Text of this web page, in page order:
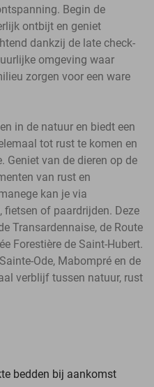
Begin de
ontbijt en geniet
dankzij de late check-
omgeving waar
zorgen voor een ware
in de natuur en biedt een
tot rust te komen en
Geniet van de dieren op de
van rust en
kan je via
fietsen of paardrijden. Deze
Transardennaise, de Route
Forestière de Saint-Hubert.
Ode, Mabompré en de
verblijf tussen natuur, rust
bedden bij aankomst